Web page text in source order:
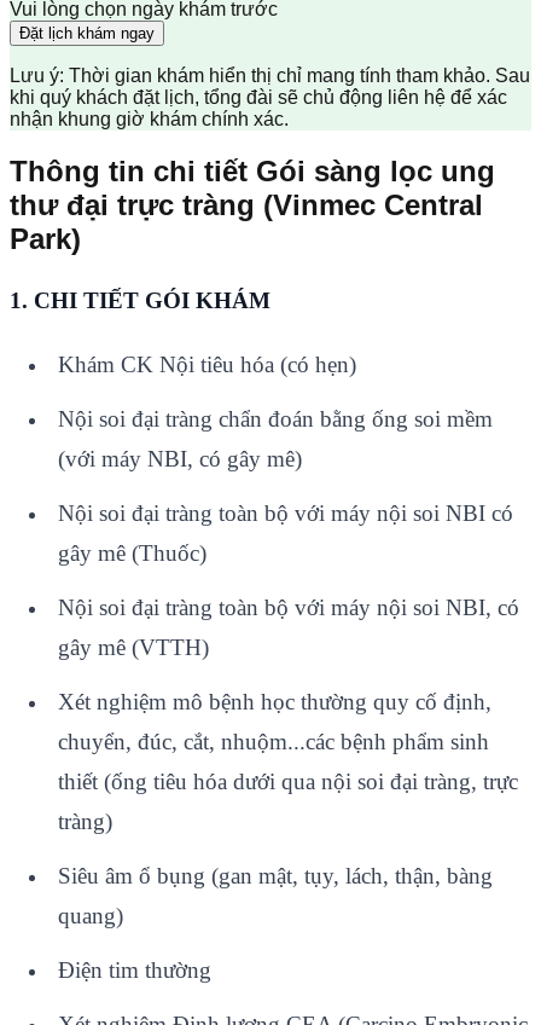
Vui lòng chọn ngày khám trước
Đặt lịch khám ngay
Lưu ý: Thời gian khám hiển thị chỉ mang tính tham khảo. Sau
khi quý khách đặt lịch, tổng đài sẽ chủ động liên hệ để xác
nhận khung giờ khám chính xác.
Thông tin chi tiết Gói sàng lọc ung
thư đại trực tràng (Vinmec Central
Park)
1. CHI TIẾT GÓI KHÁM
Khám CK Nội tiêu hóa (có hẹn)
Nội soi đại tràng chẩn đoán bằng ống soi mềm
(với máy NBI, có gây mê)
Nội soi đại tràng toàn bộ với máy nội soi NBI có
gây mê (Thuốc)
Nội soi đại tràng toàn bộ với máy nội soi NBI, có
gây mê (VTTH)
Xét nghiệm mô bệnh học thường quy cố định,
chuyển, đúc, cắt, nhuộm...các bệnh phẩm sinh
thiết (ống tiêu hóa dưới qua nội soi đại tràng, trực
tràng)
Siêu âm ổ bụng (gan mật, tụy, lách, thận, bàng
quang)
Điện tim thường